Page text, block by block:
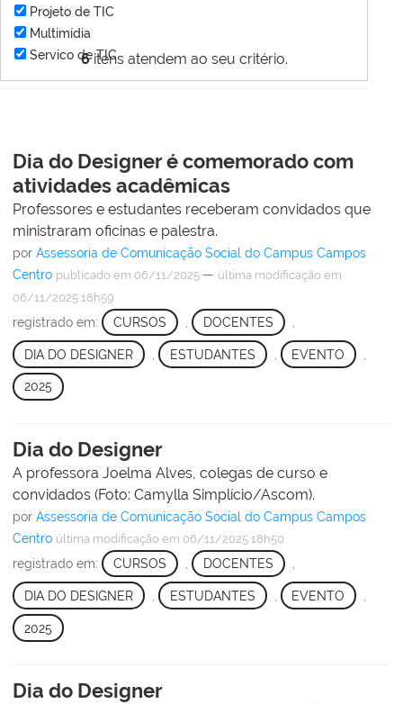
6itens atendem ao seu critério.
Projeto de TIC
Multimídia
Servico de TIC
Dia do Designer é comemorado com
atividades acadêmicas
Professores e estudantes receberam convidados que
ministraram oficinas e palestra.
por Assessoria de Comunicação Social do Campus Campos
Centro publicado em 06/11/2025 — última modificação em
06/11/2025 18h59
registrado em: CURSOS DOCENTES
DIA DO DESIGNER ESTUDANTES EVENTO
2025
Dia do Designer
A professora Joelma Alves, colegas de curso e
convidados (Foto: Camylla Simplício/Ascom).
por Assessoria de Comunicação Social do Campus Campos
Centro última modificação em 06/11/2025 18h50
registrado em: CURSOS DOCENTES
DIA DO DESIGNER ESTUDANTES EVENTO
2025
Dia do Designer